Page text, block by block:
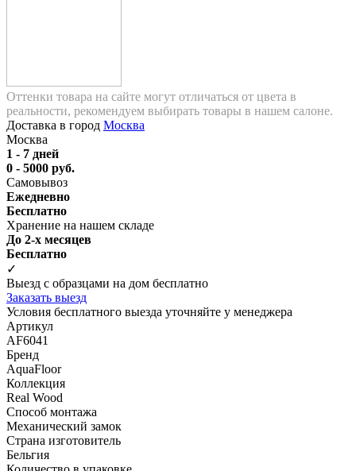
Оттенки товара на сайте могут отличаться от цвета в
реальности, рекомендуем выбирать товары в нашем салоне.
Доставка в город Москва
Москва
1 - 7 дней
0 - 5000 руб.
Самовывоз
Ежедневно
Бесплатно
Хранение на нашем складе
До 2-х месяцев
Бесплатно
✓
Выезд с образцами на дом бесплатно
Заказать выезд
Условия бесплатного выезда уточняйте у менеджера
Артикул
AF6041
Бренд
AquaFloor
Коллекция
Real Wood
Способ монтажа
Механический замок
Страна изготовитель
Бельгия